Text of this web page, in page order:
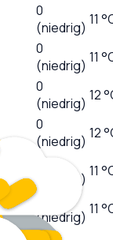
0
(niedrig) 11
0
(niedrig) 11
0
(niedrig) 12
0
(niedrig) 12
(niedrig) 11
0
(niedrig) 11